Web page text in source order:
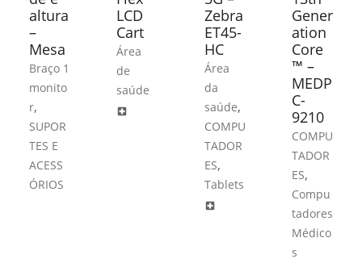
altura
–
Mesa
Braço 1
monito
r,
SUPOR
TES E
ACESS
ÓRIOS
LCD
Cart
Área
de
saúde
local_hospital
Zebra
ET45-
HC
Área
da
saúde,
COMPU
TADOR
ES,
Tablets
local_hospital
Gener
ation
Core
™ –
MEDP
C-
9210
COMPU
TADOR
ES,
Compu
tadores
Médico
s